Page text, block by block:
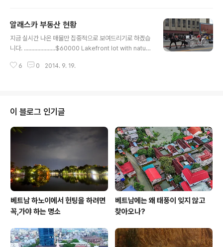
서 바로 거주해도 좋을 그런곳 입니다. 제가 알기로는 재산
세도 없는걸로 알고 있습니다.공과금 낼건 하나도 없습니
다.쓰레기,물,전기 어느거 하나 낼일이 없으니 돈이 없어도
득한 곳이기도 합니다.연어와 다른 물고기들을 잡아서 일
알래스카 부동산 현황
지금 실시간 나온 매물만 집중적으로 보여드리기로 하겠습
니다. .....................$60000 Lakefront lot with natur
좋은 위치와 길을 가로 질러 초원 호수에서 초등학교와 초
............................................................................................................
$379000 / 4br - 2264ft² - **CHUGIAK **4 BR h
ome ..
6 0 2014. 9. 19.
이 블로그 인기글
베트남 하노이에서 헌팅을 하려면
꼭,가야 하는 명소
베트남에는 왜 태풍이 잊지 않고
찾아오나?